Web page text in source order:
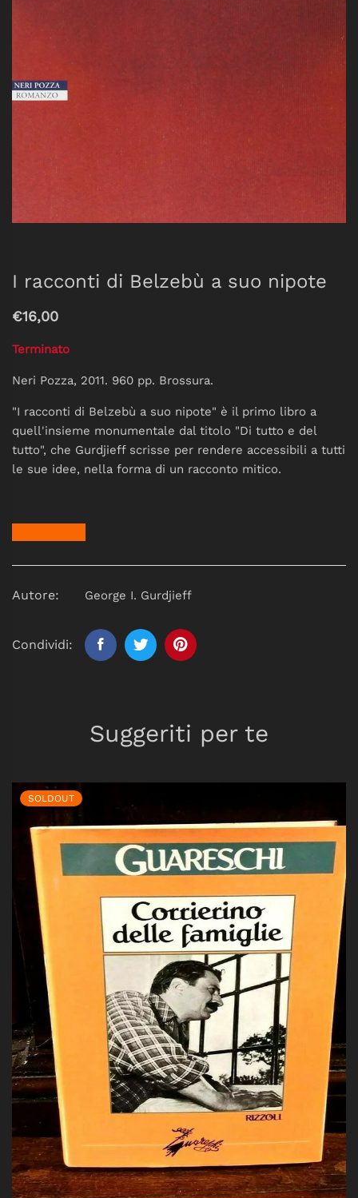
I racconti di Belzebù a suo nipote
€16,00
Terminato
Neri Pozza, 2011. 960 pp. Brossura.
"I racconti di Belzebù a suo nipote" è il primo libro a
quell'insieme monumentale dal titolo "Di tutto e del
tutto", che Gurdjieff scrisse per rendere accessibili a tutti
le sue idee, nella forma di un racconto mitico.
Autore: George I. Gurdjieff
Condividi:
Suggeriti per te
SOLDOUT